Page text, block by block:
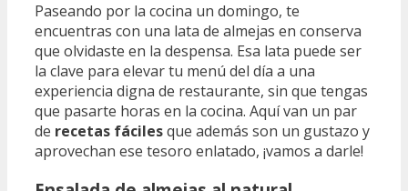
Paseando por la cocina un domingo, te
encuentras con una lata de almejas en conserva
que olvidaste en la despensa. Esa lata puede ser
la clave para elevar tu menú del día a una
experiencia digna de restaurante, sin que tengas
que pasarte horas en la cocina. Aquí van un par
de recetas fácilesque además son un gustazo y
aprovechan ese tesoro enlatado, ¡vamos a darle!